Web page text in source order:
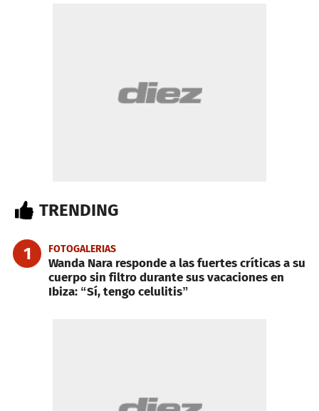
TRENDING
1 FOTOGALERIAS
Wanda Nara responde a las fuertes críticas a su
cuerpo sin filtro durante sus vacaciones en
Ibiza: “Sí, tengo celulitis”